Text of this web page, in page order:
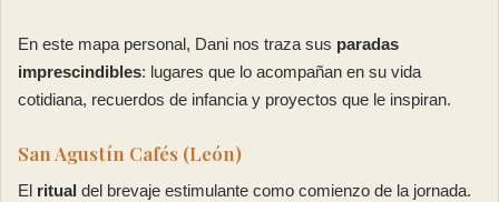
En este mapa personal, Dani nos traza sus paradas
imprescindibles: lugares que lo acompañan en su vida
cotidiana, recuerdos de infancia y proyectos que le inspiran.
San Agustín Cafés (León)
El ritual del brevaje estimulante como comienzo de la jornada.